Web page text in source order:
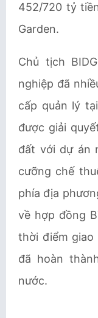
452/720 tỷ
Garden.
Chủ tịch
nghiệp đã
cấp quản lý
được giải
đất với dự án
cưỡng chế
phía địa
về hợp đồng
thời điểm giao
đã hoàn
nước.